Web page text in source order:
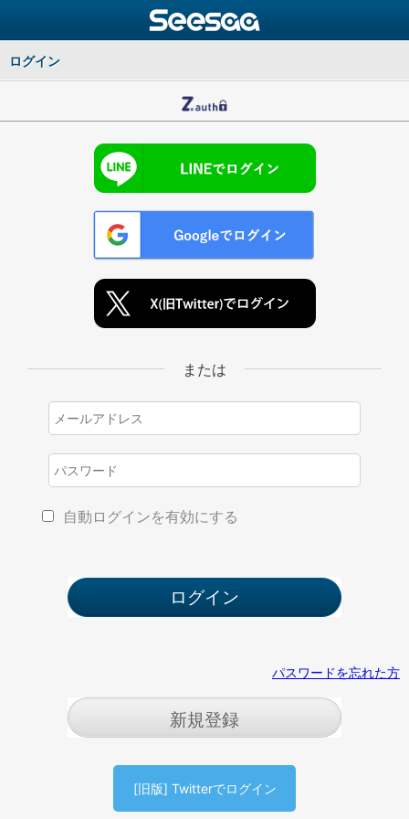
ログイン
または
自動ログインを有効にする
パスワードを忘れた方
新規登録
[旧版] Twitterでログイン